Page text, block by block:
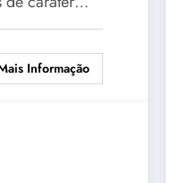
Informação